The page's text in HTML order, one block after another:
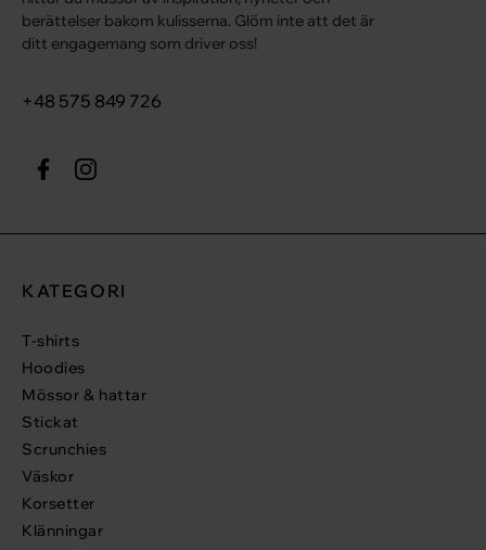
berättelser bakom kulisserna. Glöm inte att det är
ditt engagemang som driver oss!
+48 575 849 726
KATEGORI
T-shirts
Hoodies
Mössor & hattar
Stickat
Scrunchies
Väskor
Korsetter
Klänningar